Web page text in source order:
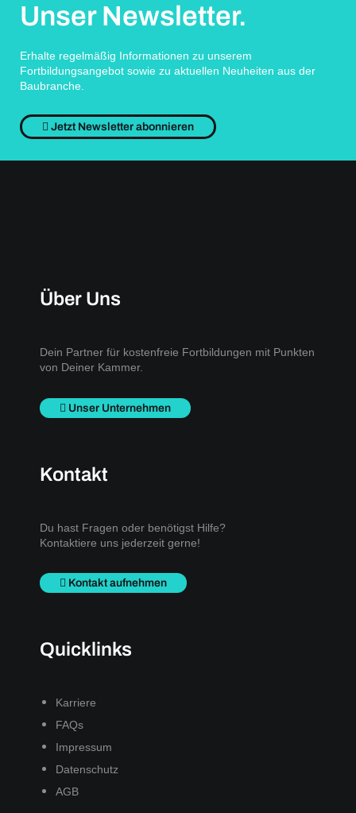
Unser Newsletter.
Erhalte regelmäßig Informationen zu unserem
Fortbildungsangebot sowie zu aktuellen Neuheiten aus der
Baubranche.
Jetzt Newsletter abonnieren
Über Uns
Dein Partner für kostenfreie Fortbildungen mit Punkten
von Deiner Kammer.
Unser Unternehmen
Kontakt
Du hast Fragen oder benötigst Hilfe?
Kontaktiere uns jederzeit gerne!
Kontakt aufnehmen
Quicklinks
Karriere
FAQs
Impressum
Datenschutz
AGB